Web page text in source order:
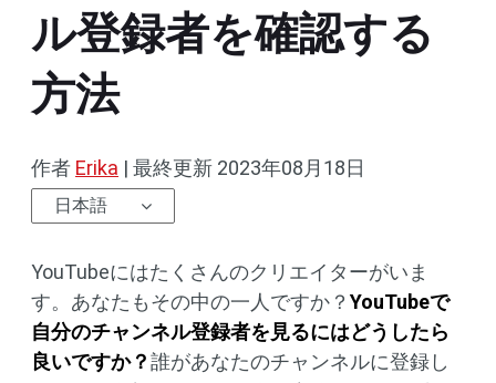
ル登録者を確認する
方法
作者 Erika | 最終更新 2023年08月18日
日本語
YouTubeにはたくさんのクリエイターがいま
す。あなたもその中の一人ですか？ YouTubeで
自分のチャンネル登録者を見るにはどうしたら
良いですか？誰があなたのチャンネルに登録し